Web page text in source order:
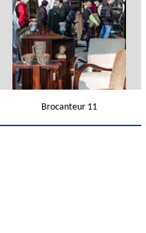
Brocanteur 11